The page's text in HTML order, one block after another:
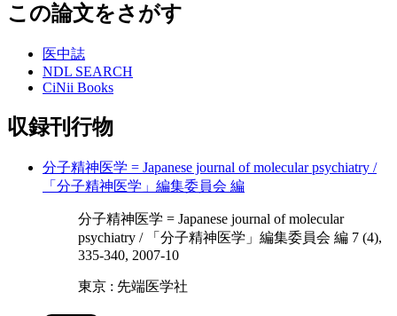
この論文をさがす
医中誌
NDL SEARCH
CiNii Books
収録刊行物
分子精神医学 = Japanese journal of molecular psychiatry /
「分子精神医学」編集委員会 編
分子精神医学 = Japanese journal of molecular
psychiatry / 「分子精神医学」編集委員会 編 7 (4),
335-340, 2007-10
東京 : 先端医学社